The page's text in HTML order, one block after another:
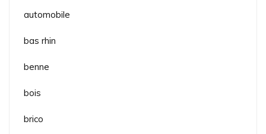
automobile
bas rhin
benne
bois
brico